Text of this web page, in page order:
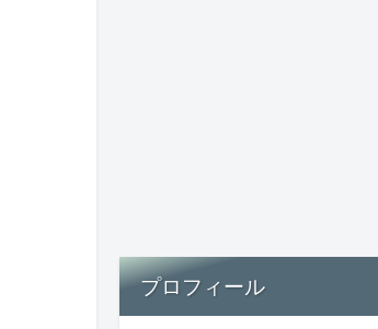
プロフィール